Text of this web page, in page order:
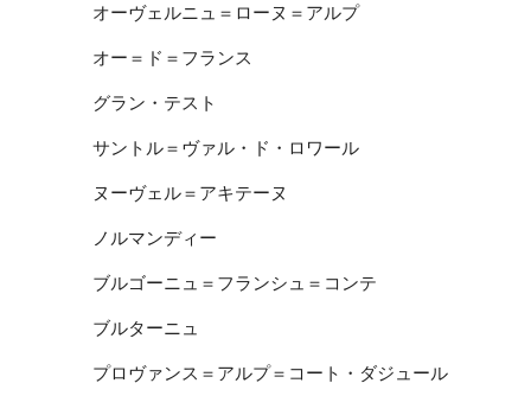
オーヴェルニュ＝ローヌ＝アルプ
オー＝ド＝フランス
グラン・テスト
サントル＝ヴァル・ド・ロワール
ヌーヴェル＝アキテーヌ
ノルマンディー
ブルゴーニュ＝フランシュ＝コンテ
ブルターニュ
プロヴァンス＝アルプ＝コート・ダジュール